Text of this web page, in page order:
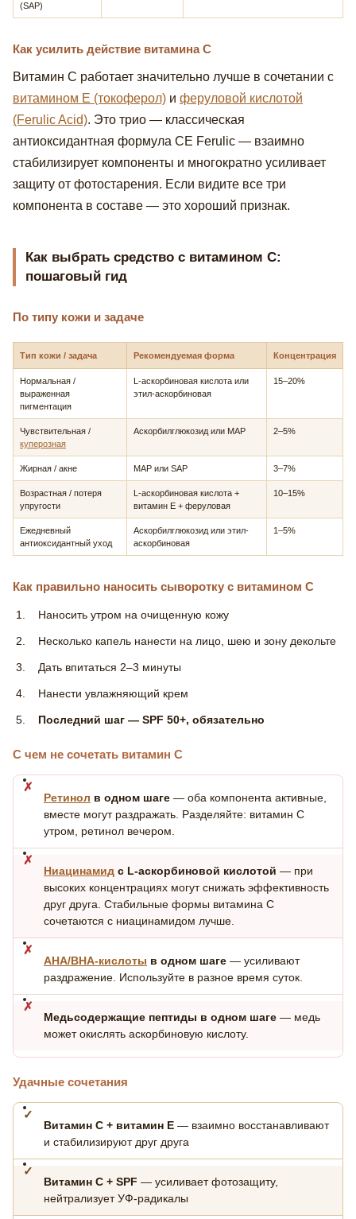
(SAP)
Как усилить действие витамина С
Витамин С работает значительно лучше в сочетании с
витамином Е (токоферол) и феруловой кислотой
(Ferulic Acid). Это трио — классическая
антиоксидантная формула CE Ferulic — взаимно
стабилизирует компоненты и многократно усиливает
защиту от фотостарения. Если видите все три
компонента в составе — это хороший признак.
Как выбрать средство с витамином С:
пошаговый гид
По типу кожи и задаче
Тип кожи / задача Рекомендуемая форма Концентрация
Нормальная /
выраженная
пигментация
L-аскорбиновая кислота или
этил-аскорбиновая
15–20%
Чувствительная /
куперозная
Аскорбилглюкозид или MAP 2–5%
Жирная / акне MAP или SAP 3–7%
Возрастная / потеря
упругости
L-аскорбиновая кислота +
витамин Е + феруловая
10–15%
Ежедневный
антиоксидантный уход
Аскорбилглюкозид или этил-
аскорбиновая
1–5%
Как правильно наносить сыворотку с витамином С
Наносить утром на очищенную кожу
Несколько капель нанести на лицо, шею и зону декольте
Дать впитаться 2–3 минуты
Нанести увлажняющий крем
Последний шаг — SPF 50+, обязательно
С чем не сочетать витамин С
Ретинол в одном шаге — оба компонента активные,
вместе могут раздражать. Разделяйте: витамин С
утром, ретинол вечером.
Ниацинамид с L-аскорбиновой кислотой — при
высоких концентрациях могут снижать эффективность
друг друга. Стабильные формы витамина С
сочетаются с ниацинамидом лучше.
АНА/ВНА-кислоты в одном шаге — усиливают
раздражение. Используйте в разное время суток.
Медьсодержащие пептиды в одном шаге — медь
может окислять аскорбиновую кислоту.
Удачные сочетания
Витамин С + витамин Е — взаимно восстанавливают
и стабилизируют друг друга
Витамин С + SPF — усиливает фотозащиту,
нейтрализует УФ-радикалы